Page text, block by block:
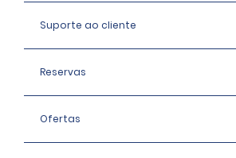
Suporte ao cliente
Reservas
Ofertas